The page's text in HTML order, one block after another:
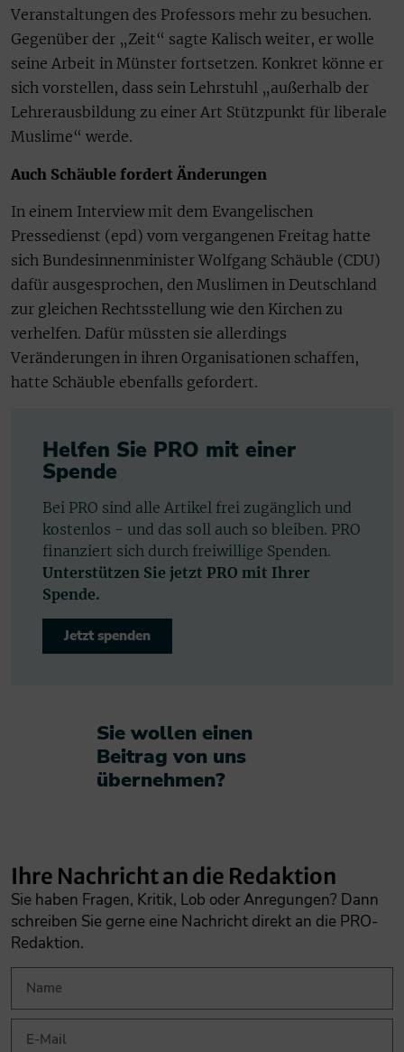
Veranstaltungen des Professors mehr zu besuchen.
Gegenüber der „Zeit“ sagte Kalisch weiter, er wolle
seine Arbeit in Münster fortsetzen. Konkret könne er
sich vorstellen, dass sein Lehrstuhl „außerhalb der
Lehrerausbildung zu einer Art Stützpunkt für liberale
Muslime“ werde.
Auch Schäuble fordert Änderungen
In einem Interview mit dem Evangelischen
Pressedienst (epd) vom vergangenen Freitag hatte
sich Bundesinnenminister Wolfgang Schäuble (CDU)
dafür ausgesprochen, den Muslimen in Deutschland
zur gleichen Rechtsstellung wie den Kirchen zu
verhelfen. Dafür müssten sie allerdings
Veränderungen in ihren Organisationen schaffen,
hatte Schäuble ebenfalls gefordert.
Helfen Sie PRO mit einer
Spende
Bei PRO sind alle Artikel frei zugänglich und
kostenlos - und das soll auch so bleiben. PRO
finanziert sich durch freiwillige Spenden.
Unterstützen Sie jetzt PRO mit Ihrer
Spende.
Jetzt spenden
Sie wollen einen
Beitrag von uns
übernehmen?​
Ihre Nachricht an die Redaktion
Sie haben Fragen, Kritik, Lob oder Anregungen? Dann
schreiben Sie gerne eine Nachricht direkt an die PRO-
Redaktion.